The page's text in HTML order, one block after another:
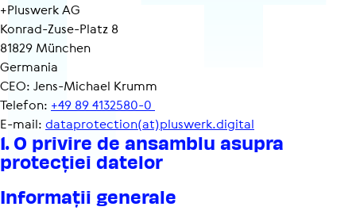
+Pluswerk AG
Konrad-Zuse-Platz 8
81829 München
Germania
CEO: Jens-Michael Krumm
Telefon: +49 89 4132580-0
E-mail: dataprotection(at)pluswerk.digital
1. O privire de ansamblu asupra
protec­ției datelor
Infor­mații generale